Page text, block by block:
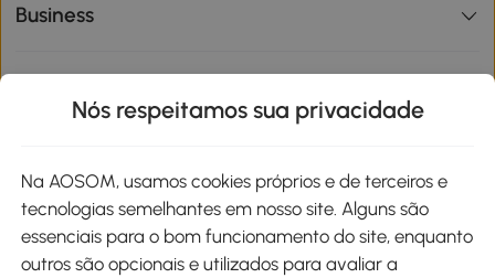
Business
Métodos de pagamento
Nós respeitamos sua privacidade
Na AOSOM, usamos cookies próprios e de terceiros e
tecnologias semelhantes em nosso site. Alguns são
essenciais para o bom funcionamento do site, enquanto
outros são opcionais e utilizados para avaliar a